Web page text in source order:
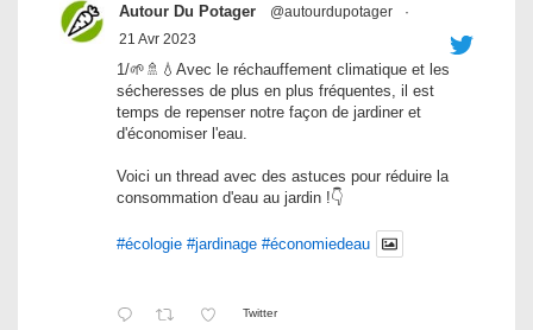
Autour Du Potager @autourdupotager
·
21 Avr 2023
1/🌱🚿💧Avec le réchauffement climatique et les
sécheresses de plus en plus fréquentes, il est
temps de repenser notre façon de jardiner et
d'économiser l'eau.
Voici un thread avec des astuces pour réduire la
consommation d'eau au jardin !👇
#écologie #jardinage #économiedeau
Twitter